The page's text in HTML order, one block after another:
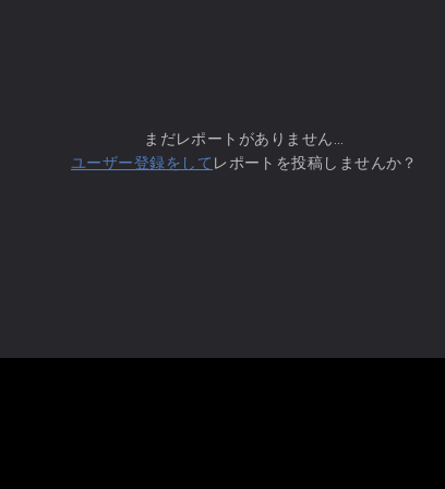
まだレポートがありません...
ユーザー登録をして レポートを投稿しませんか？